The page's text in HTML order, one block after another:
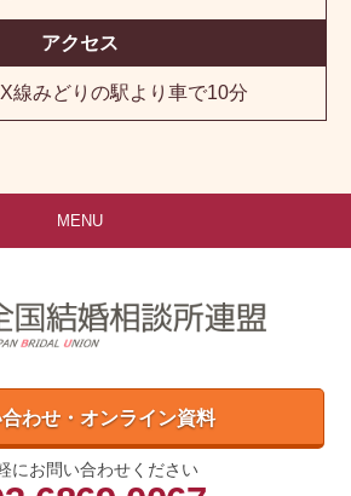
アクセス
線みどりの駅より車で10分
MENU
わせ・オンライン資料
にお問い合わせください